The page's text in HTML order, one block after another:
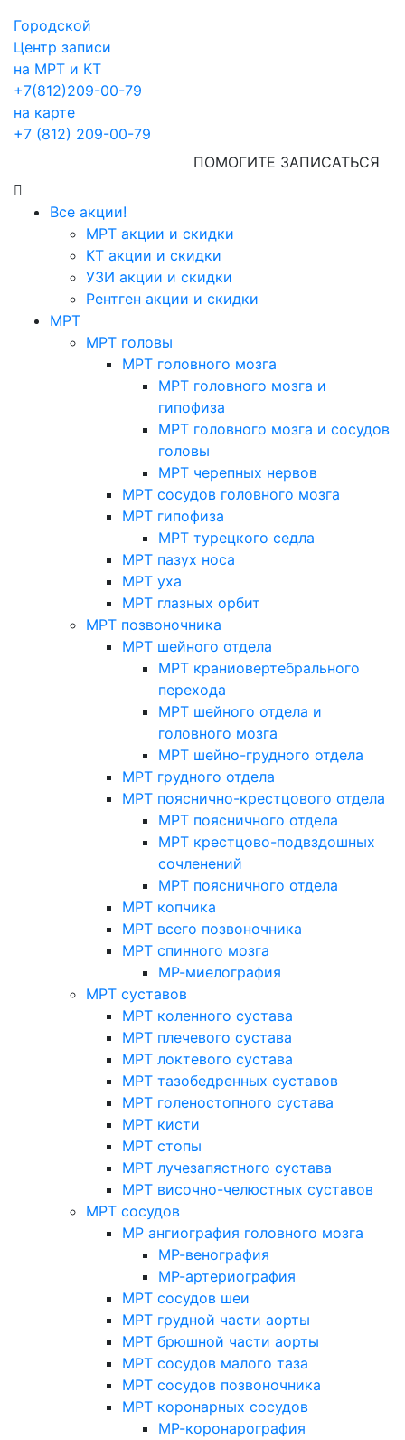
Городской
Центр записи
на МРТ и КТ
+7(812)209-00-79
на карте
+7 (812) 209-00-79
ПОМОГИТЕ ЗАПИСАТЬСЯ
Все акции!
МРТ акции и скидки
КТ акции и скидки
УЗИ акции и скидки
Рентген акции и скидки
МРТ
МРТ головы
МРТ головного мозга
МРТ головного мозга и
гипофиза
МРТ головного мозга и сосудов
головы
МРТ черепных нервов
МРТ сосудов головного мозга
МРТ гипофиза
МРТ турецкого седла
МРТ пазух носа
МРТ уха
МРТ глазных орбит
МРТ позвоночника
МРТ шейного отдела
МРТ краниовертебрального
перехода
МРТ шейного отдела и
головного мозга
МРТ шейно-грудного отдела
МРТ грудного отдела
МРТ пояснично-крестцового отдела
МРТ поясничного отдела
МРТ крестцово-подвздошных
сочленений
МРТ поясничного отдела
МРТ копчика
МРТ всего позвоночника
МРТ спинного мозга
МР-миелография
МРТ суставов
МРТ коленного сустава
МРТ плечевого сустава
МРТ локтевого сустава
МРТ тазобедренных суставов
МРТ голеностопного сустава
МРТ кисти
МРТ стопы
МРТ лучезапястного сустава
МРТ височно-челюстных суставов
МРТ сосудов
МР ангиография головного мозга
МР-венография
МР-артериография
МРТ сосудов шеи
МРТ грудной части аорты
МРТ брюшной части аорты
МРТ сосудов малого таза
МРТ сосудов позвоночника
МРТ коронарных сосудов
МР-коронарография